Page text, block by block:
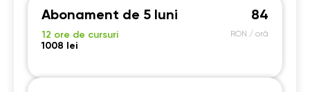
Abonament de 5 luni
12 ore de cursuri
1008 lei
84
RON / oră